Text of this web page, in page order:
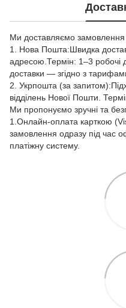
Ми доставляємо замовлення
1. Нова Пошта:Швидка
адресою.Термін: 1–3 робочі
доставки — згідно з
2. Укрпошта (за
відділень Нової Пошти.
Ми пропонуємо зручні та
1.Онлайн-оплата карткою
замовлення одразу під час
платіжну систему.